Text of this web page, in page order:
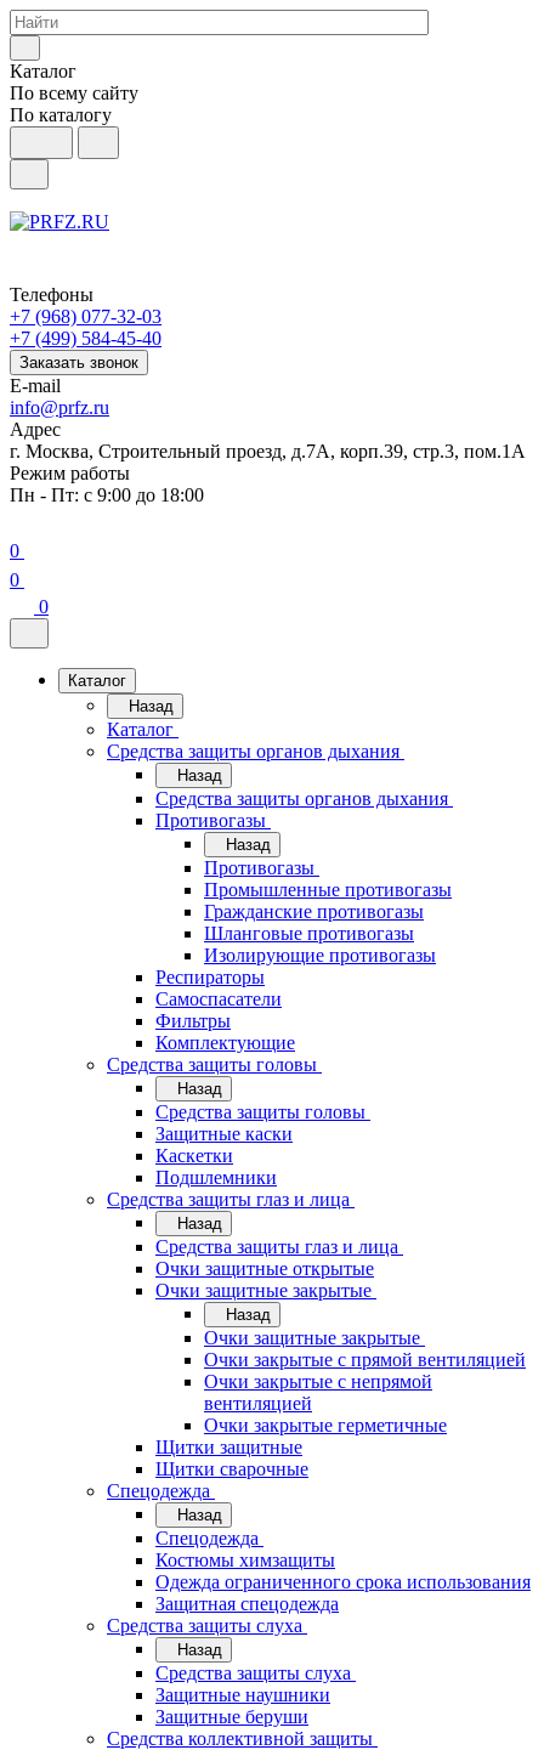
Каталог
По всему сайту
По каталогу
Телефоны
+7 (968) 077-32-03
+7 (499) 584-45-40
Заказать звонок
E-mail
info@prfz.ru
Адрес
г. Москва, Строительный проезд, д.7А, корп.39, стр.3, пом.1А
Режим работы
Пн - Пт: с 9:00 до 18:00
0
0
0
Каталог
Назад
Каталог
Средства защиты органов дыхания
Назад
Средства защиты органов дыхания
Противогазы
Назад
Противогазы
Промышленные противогазы
Гражданские противогазы
Шланговые противогазы
Изолирующие противогазы
Респираторы
Самоспасатели
Фильтры
Комплектующие
Средства защиты головы
Назад
Средства защиты головы
Защитные каски
Каскетки
Подшлемники
Средства защиты глаз и лица
Назад
Средства защиты глаз и лица
Очки защитные открытые
Очки защитные закрытые
Назад
Очки защитные закрытые
Очки закрытые с прямой вентиляцией
Очки закрытые с непрямой
вентиляцией
Очки закрытые герметичные
Щитки защитные
Щитки сварочные
Спецодежда
Назад
Спецодежда
Костюмы химзащиты
Одежда ограниченного срока использования
Защитная спецодежда
Средства защиты слуха
Назад
Средства защиты слуха
Защитные наушники
Защитные беруши
Средства коллективной защиты